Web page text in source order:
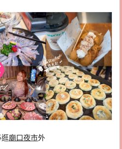
逛廟口夜市外